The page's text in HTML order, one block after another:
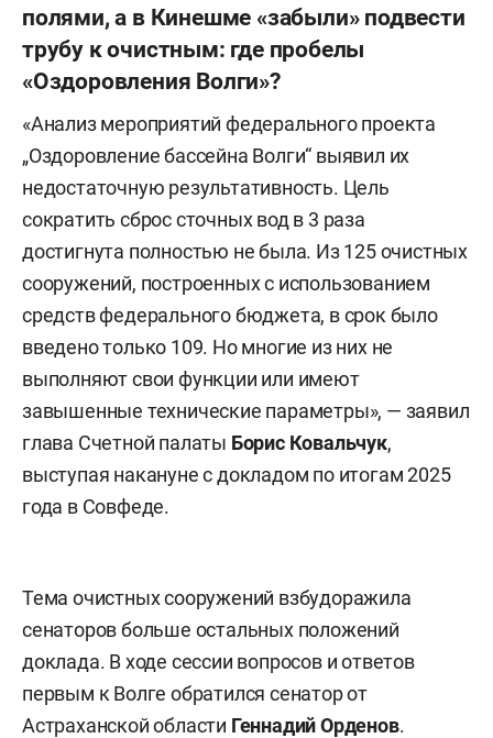
полями, а в Кинешме «забыли» подвести
трубу к очистным: где пробелы
«Оздоровления Волги»?
«Анализ мероприятий федерального проекта
„Оздоровление бассейна Волги“ выявил их
недостаточную результативность. Цель
сократить сброс сточных вод в 3 раза
достигнута полностью не была. Из 125 очистных
сооружений, построенных с использованием
средств федерального бюджета, в срок было
введено только 109. Но многие из них не
выполняют свои функции или имеют
завышенные технические параметры», — заявил
глава Счетной палаты Борис Ковальчук,
выступая накануне с докладом по итогам 2025
года в Совфеде.
Тема очистных сооружений взбудоражила
сенаторов больше остальных положений
доклада. В ходе сессии вопросов и ответов
первым к Волге обратился сенатор от
Астраханской области Геннадий Орденов.